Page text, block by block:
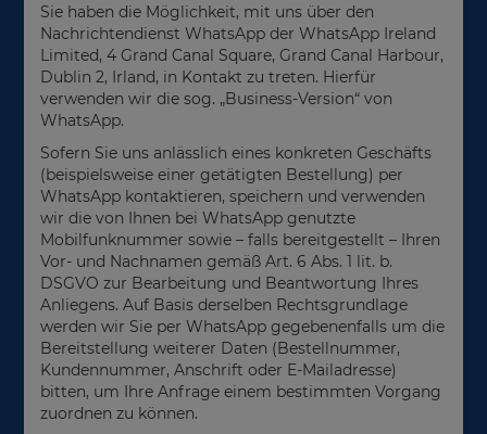
Sie haben die Möglichkeit, mit uns über den
Nachrichtendienst WhatsApp der WhatsApp Ireland
Limited, 4 Grand Canal Square, Grand Canal Harbour,
Dublin 2, Irland, in Kontakt zu treten. Hierfür
verwenden wir die sog. „Business-Version“ von
WhatsApp.
Sofern Sie uns anlässlich eines konkreten Geschäfts
(beispielsweise einer getätigten Bestellung) per
WhatsApp kontaktieren, speichern und verwenden
wir die von Ihnen bei WhatsApp genutzte
Mobilfunknummer sowie – falls bereitgestellt – Ihren
Vor- und Nachnamen gemäß Art. 6 Abs. 1 lit. b.
DSGVO zur Bearbeitung und Beantwortung Ihres
Anliegens. Auf Basis derselben Rechtsgrundlage
werden wir Sie per WhatsApp gegebenenfalls um die
Bereitstellung weiterer Daten (Bestellnummer,
Kundennummer, Anschrift oder E-Mailadresse)
bitten, um Ihre Anfrage einem bestimmten Vorgang
zuordnen zu können.